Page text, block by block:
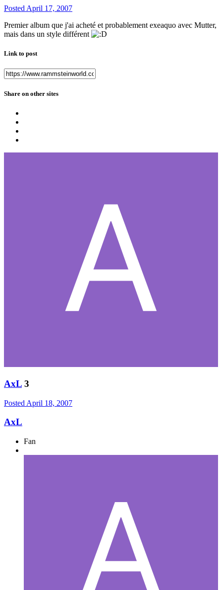
Posted April 17, 2007
Premier album que j'ai acheté et probablement exeaquo avec Mutter,
mais dans un style différent
Link to post
Share on other sites
AxL 3
Posted April 18, 2007
AxL
Fan